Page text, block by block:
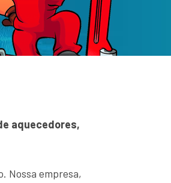
aquecedores,
Nossa empresa,